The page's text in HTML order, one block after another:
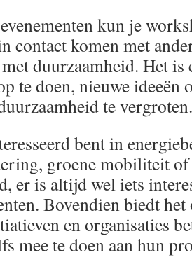
kun je
contact komen met
duurzaamheid. Het is
te doen, nieuwe ideeën
te vergroten.
bent in
groene mobiliteit of
er is altijd wel iets
Bovendien biedt
en organisaties
mee te doen aan hun